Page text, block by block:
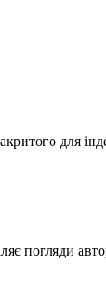
для
погляди